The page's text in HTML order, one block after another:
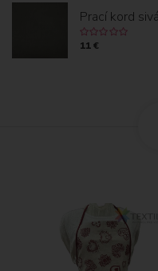
Prací kord sivá
11 €